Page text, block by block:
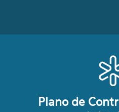
Plano de